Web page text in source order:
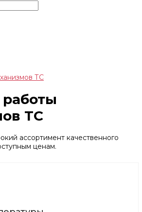
ТС
ТС
ассортимент качественного
ценам.